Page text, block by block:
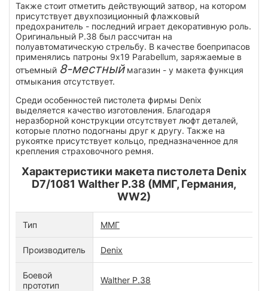
Также стоит отметить действующий затвор, на котором
присутствует двухпозиционный флажковый
предохранитель - последний играет декоративную роль.
Оригинальный P.38 был рассчитан на
полуавтоматическую стрельбу. В качестве боеприпасов
применялись патроны 9x19 Parabellum, заряжаемые в
отъемный 8-местныймагазин - у макета функция
отмыкания отсутствует.
Среди особенностей пистолета фирмы Denix
выделяется качество изготовления. Благодаря
неразборной конструкции отсутствует люфт деталей,
которые плотно подогнаны друг к другу. Также на
рукоятке присутствует кольцо, предназначенное для
крепления страховочного ремня.
Характеристики макета пистолета Denix
D7/1081 Walther P.38 (ММГ, Германия,
WW2)
Тип ММГ
Производитель Denix
Боевой
прототип
Walther P.38